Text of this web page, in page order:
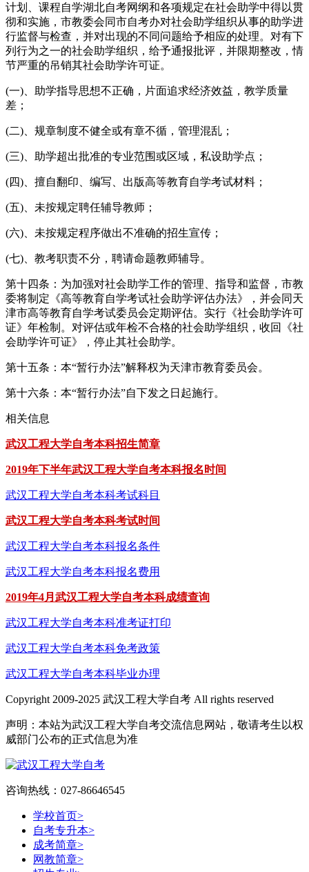
计划、课程自学湖北自考网纲和各项规定在社会助学中得以贯
彻和实施，市教委会同市自考办对社会助学组织从事的助学进
行监督与检查，并对出现的不同问题给予相应的处理。对有下
列行为之一的社会助学组织，给予通报批评，并限期整改，情
节严重的吊销其社会助学许可证。
(一)、助学指导思想不正确，片面追求经济效益，教学质量
差；
(二)、规章制度不健全或有章不循，管理混乱；
(三)、助学超出批准的专业范围或区域，私设助学点；
(四)、擅自翻印、编写、出版高等教育自学考试材料；
(五)、未按规定聘任辅导教师；
(六)、未按规定程序做出不准确的招生宣传；
(七)、教考职责不分，聘请命题教师辅导。
第十四条：为加强对社会助学工作的管理、指导和监督，市教
委将制定《高等教育自学考试社会助学评估办法》，并会同天
津市高等教育自学考试委员会定期评估。实行《社会助学许可
证》年检制。对评估或年检不合格的社会助学组织，收回《社
会助学许可证》，停止其社会助学。
第十五条：本“暂行办法”解释权为天津市教育委员会。
第十六条：本“暂行办法”自下发之日起施行。
相关信息
武汉工程大学自考本科招生简章
2019年下半年武汉工程大学自考本科报名时间
武汉工程大学自考本科考试科目
武汉工程大学自考本科考试时间
武汉工程大学自考本科报名条件
武汉工程大学自考本科报名费用
2019年4月武汉工程大学自考本科成绩查询
武汉工程大学自考本科准考证打印
武汉工程大学自考本科免考政策
武汉工程大学自考本科毕业办理
Copyright 2009-2025 武汉工程大学自考 All rights reserved
声明：本站为武汉工程大学自考交流信息网站，敬请考生以权
威部门公布的正式信息为准
咨询热线：027-86646545
学校首页>
自考专升本>
成考简章>
网教简章>